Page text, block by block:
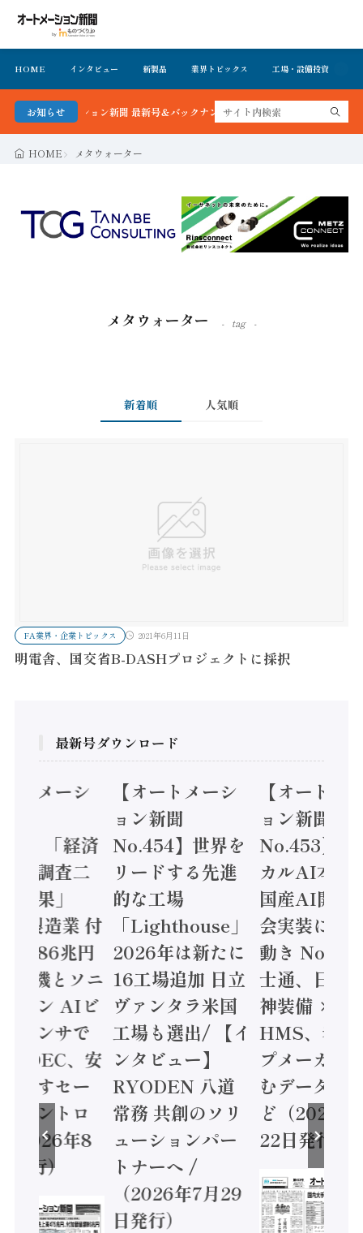
HOME インタビュー 新製品 業界トピックス 工場・設備投資
お知らせ
ートメーション新聞 最新号＆バックナンバーを無料で公開中 詳細はこちら
HOME メタウォーター
メタウォーター tag
新着順 人気順
FA業界・企業トピックス 2021年6月11日
明電舎、国交省B-DASHプロジェクトに採択
最新号ダウンロード
トメーシ
】「経済
態調査二
結果」
年製造業 付
額86兆円
電機とソニ
コン AIビ
センサで
/ IDEC、安
かすセー
コントロ
2026年8
発行）
【オートメーシ
ョン新聞
No.454】世界を
リードする先進
的な工場
「Lighthouse」
2026年は新たに
16工場追加 日立
ヴァンタラ米国
工場も選出/ 【イ
ンタビュー】
RYODEN 八道
常務 共創のソリ
ューションパー
トナーへ /
（2026年7月29
日発行）
【オートメ
ョン新聞
No.453】フ
カルAI本格
国産AI開発
会実装に活
動き
士通、日立
神装備 ×
HMS、老舗
プメーカー
むデータ活
ど（2026年
22日発行）